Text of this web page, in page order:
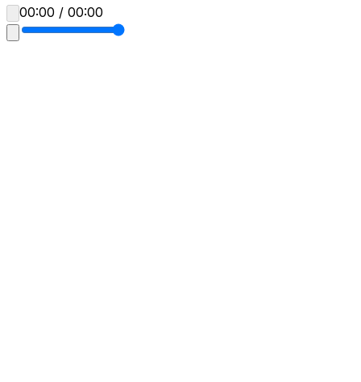
00:00 / 00:00